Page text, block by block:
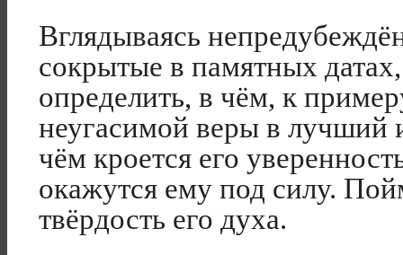
Вглядываясь
сокрытые в памятных
определить, в чём, к
неугасимой веры в лучший
чём кроется его
окажутся ему под силу.
твёрдость его духа.